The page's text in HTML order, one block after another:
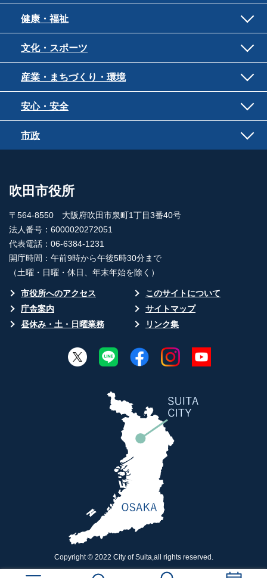
健康・福祉
文化・スポーツ
産業・まちづくり・環境
安心・安全
市政
吹田市役所
〒564-8550 大阪府吹田市泉町1丁目3番40号
法人番号：6000020272051
代表電話：06-6384-1231
開庁時間：午前9時から午後5時30分まで
（土曜・日曜・休日、年末年始を除く）
市役所へのアクセス
このサイトについて
庁舎案内
サイトマップ
昼休み・土・日曜業務
リンク集
Copyright © 2022 City of Suita,all rights reserved.